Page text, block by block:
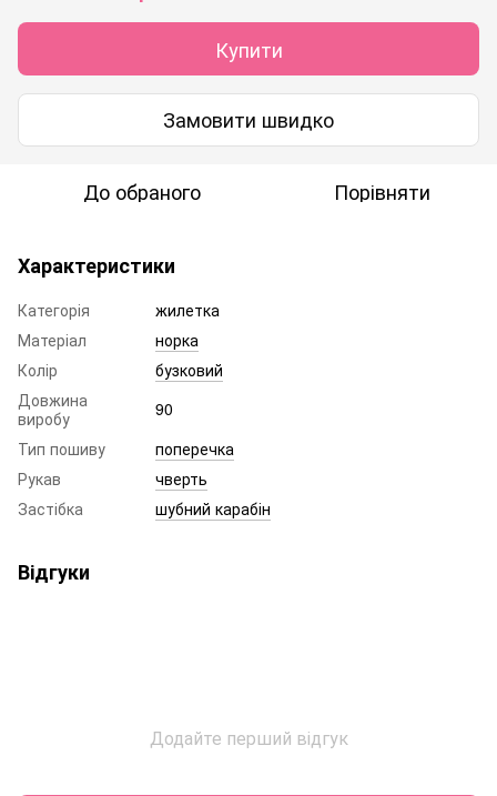
Купити
Замовити швидко
До обраного Порівняти
Характеристики
Категорія
жилетка
Матеріал
норка
Колір
бузковий
Довжина
виробу
90
Тип пошиву
поперечка
Рукав
чверть
Застібка
шубний карабін
Відгуки
Додайте перший відгук